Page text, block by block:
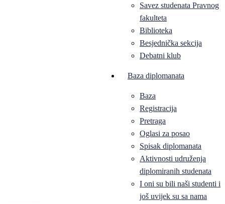
Savez studenata Pravnog
fakulteta
Biblioteka
Besjednička sekcija
Debatni klub
Baza diplomanata
Baza
Registracija
Pretraga
Oglasi za posao
Spisak diplomanata
Aktivnosti udruženja
diplomiranih studenata
I oni su bili naši studenti i
još uvijek su sa nama